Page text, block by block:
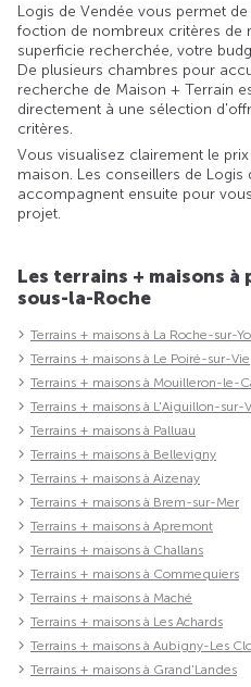
Logis de Vendée vous permet
foction de nombreux critères de
superficie recherchée, votre
De plusieurs chambres pour
recherche de Maison + Terrain
directement à une sélection
critères.
Vous visualisez clairement le
maison. Les conseillers de Logis
accompagnent ensuite pour
projet.
Les terrains + maisons à
sous-la-Roche
Terrains + maisons à La Roche-sur-
Terrains + maisons à Le Poiré-sur-Vie
Terrains + maisons à Mouilleron-le-
Terrains + maisons à L'Aiguillon-sur-
Terrains + maisons à Palluau
Terrains + maisons à Bellevigny
Terrains + maisons à Aizenay
Terrains + maisons à Brem-sur-Mer
Terrains + maisons à Apremont
Terrains + maisons à Challans
Terrains + maisons à Commequiers
Terrains + maisons à Maché
Terrains + maisons à Les Achards
Terrains + maisons à Aubigny-Les
Terrains + maisons à Grand'Landes